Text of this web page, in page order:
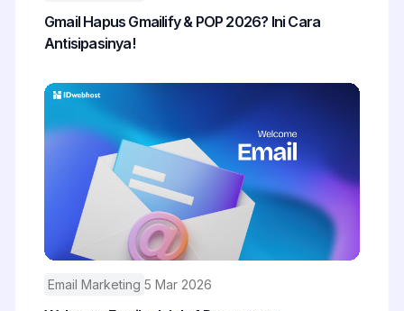
Gmail Hapus Gmailify & POP 2026? Ini Cara
Antisipasinya!
Email Marketing 5 Mar 2026